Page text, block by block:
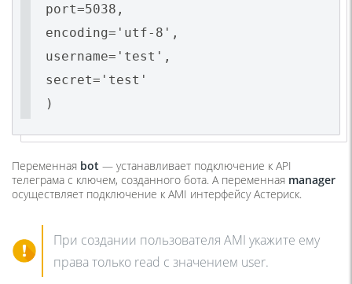
port=5038,
encoding='utf-8',
username='test',
secret='test'
)
Переменная bot — устанавливает подключение к API
телеграма с ключем, созданного бота. А переменная manager
осуществляет подключение к AMI интерфейсу Астериск.
При создании пользователя AMI укажите ему
права только read c значением user.